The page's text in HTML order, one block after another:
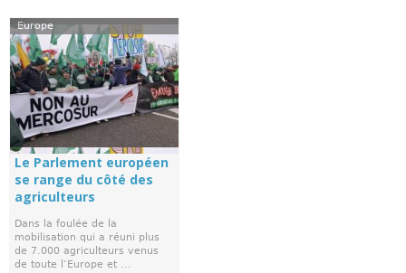
Europe
Le Parlement européen
se range du côté des
agriculteurs
Dans la foulée de la
mobilisation qui a réuni plus
de 7.000 agriculteurs venus
de toute l’Europe et ...